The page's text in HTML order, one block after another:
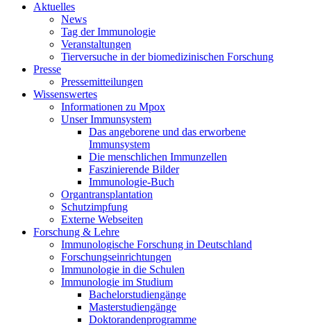
Aktuelles
News
Tag der Immunologie
Veranstaltungen
Tierversuche in der biomedizinischen Forschung
Presse
Pressemitteilungen
Wissenswertes
Informationen zu Mpox
Unser Immunsystem
Das angeborene und das erworbene
Immunsystem
Die menschlichen Immunzellen
Faszinierende Bilder
Immunologie-Buch
Organtransplantation
Schutzimpfung
Externe Webseiten
Forschung & Lehre
Immunologische Forschung in Deutschland
Forschungseinrichtungen
Immunologie in die Schulen
Immunologie im Studium
Bachelorstudiengänge
Masterstudiengänge
Doktorandenprogramme